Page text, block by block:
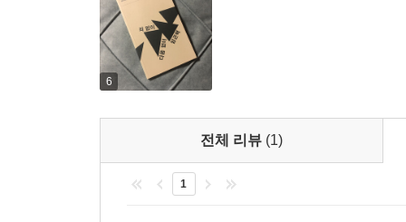
시집 『죄 없이 다음 없이』를 읽다 보면, 쓸쓸히
두고, “돌아보는 하늘 붉어 염소처럼 안심”하며 “
색채를 가지고 있지 않다. “잔인한 호의”도 없고,
걸을 뿐이다. 어쩌면 그는 일찍이 무채색의 세계
있는 게 아닐까.
일찍이 임곤택 시인은 “몇 해를 모래 바람 속에 헤
모르게 미리 다 정해져 있는 듯했다. 나는 늘 길
6
전체 리뷰 (1)
1